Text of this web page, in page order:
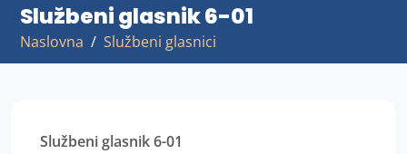
Službeni glasnik 6-01
Naslovna Službeni glasnici
Službeni glasnik 6-01